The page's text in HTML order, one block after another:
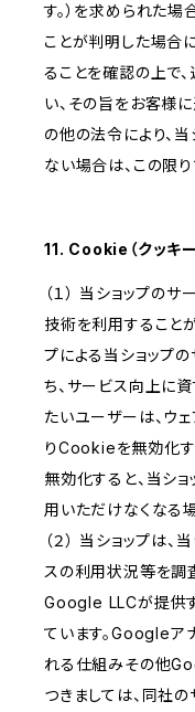
す。）を求められた
ことが判明した場合
ることを確認の上で
い、その旨をお客様
の他の法令により、
ない場合は、この限
11. Cookie（クッキ
（１） 当ショップの
技術を利用すること
プによる当ショップ
ち、サービス向上に
たいユーザーは、ウ
りCookieを無効化す
無効化すると、当シ
用いただけなくなる
（２） 当ショップは
スの利用状況等を調
Google LLCが提供
ています。Googleア
れる仕組みその他
つきましては、同社の